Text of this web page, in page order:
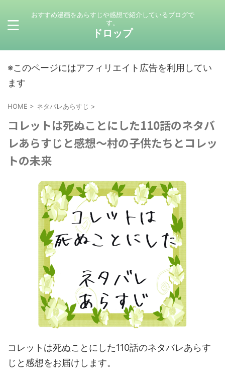
おすすめ漫画をあらすじや感想で紹介しているブログで
す。
ドロップ
※このページにはアフィリエイト広告を利用してい
ます
HOME > ネタバレあらすじ >
コレットは死ぬことにした110話のネタバ
レあらすじと感想～村の子供たちとコレッ
トの未来
コレットは死ぬことにした110話のネタバレあらす
じと感想をお届けします。